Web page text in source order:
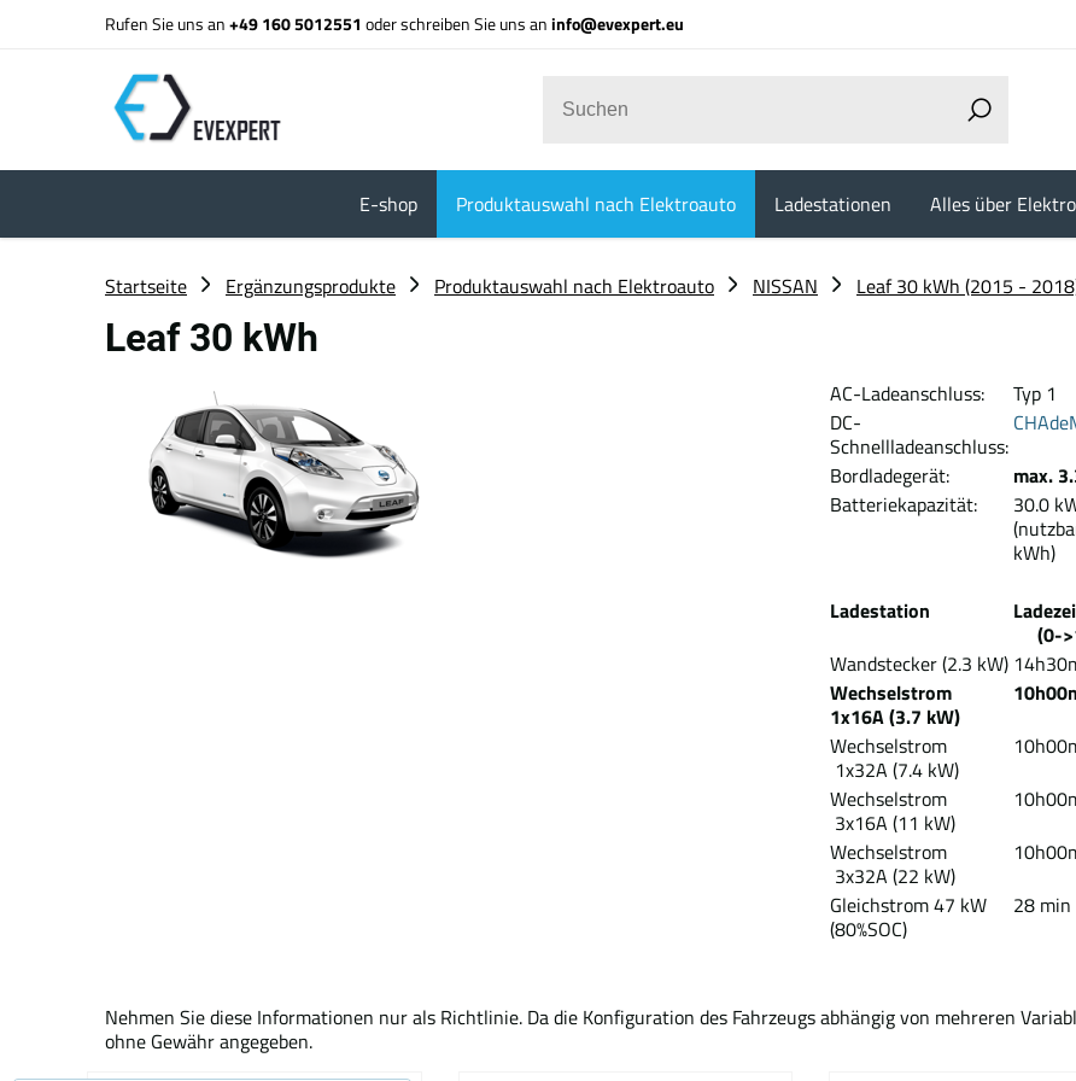
Rufen Sie uns an+49 160 5012551 oder schreiben Sie uns aninfo@evexpert.eu
E-shop Produktauswahl nach Elektroauto Ladestationen Alles über
Startseite Ergänzungsprodukte Produktauswahl nach Elektroauto NISSAN Leaf 30 kWh (2015 -
Leaf 30 kWh
AC-Ladeanschluss:
Typ 1
DC-
Schnellladeanschluss:
Bordladegerät:
max.
Batteriekapazität:
kWh)
Ladestation
(0-
Wandstecker (2.3 kW)
Wechselstrom
1x16A (3.7 kW)
Wechselstrom
1x32A (7.4 kW)
Wechselstrom
3x16A (11 kW)
Wechselstrom
3x32A (22 kW)
Gleichstrom 47 kW
(80%SOC)
28 min
Nehmen Sie diese Informationen nur als Richtlinie. Da die Konfiguration des Fahrzeugs abhängig von mehreren
ohne Gewähr angegeben.